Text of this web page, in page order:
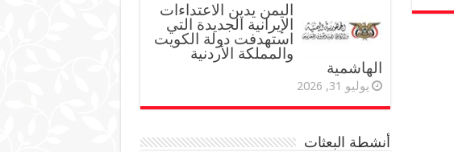
اليمن يدين الاعتداءات
الإيرانية الجديدة التي
استهدفت دولة الكويت
والمملكة الأردنية
الهاشمية
يوليو 31, 2026
أنشطة البعثات